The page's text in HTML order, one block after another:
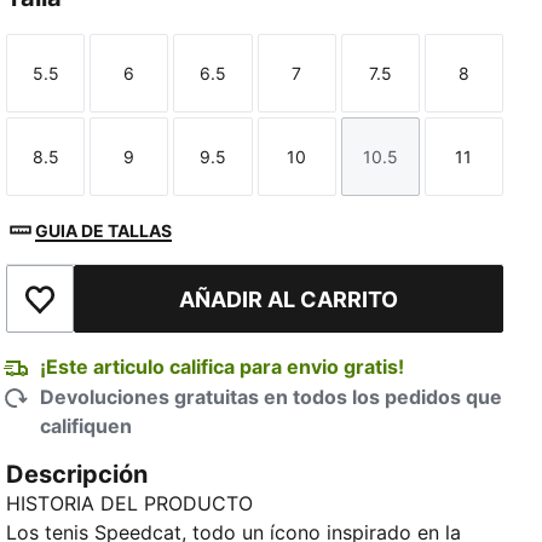
Talla
5.5
Talla
6
Talla
6.5
Talla
7
Talla
7.5
Talla
8
Talla
8.5
Talla
9
Talla
9.5
Talla
10
Talla
10.5
Talla
11
GUIA DE TALLAS
Añadir a la lista de deseosAÑADIR AL CARRITO
¡Este articulo califica para envio gratis!
Devoluciones gratuitas en todos los pedidos que
califiquen
Descripción
HISTORIA DEL PRODUCTO
Los tenis Speedcat, todo un ícono inspirado en la